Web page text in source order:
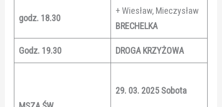
godz. 18.30
+ Wiesław, Mieczysław
BRECHELKA
Godz. 19.30 DROGA KRZYŻOWA
29. 03. 2025 Sobota